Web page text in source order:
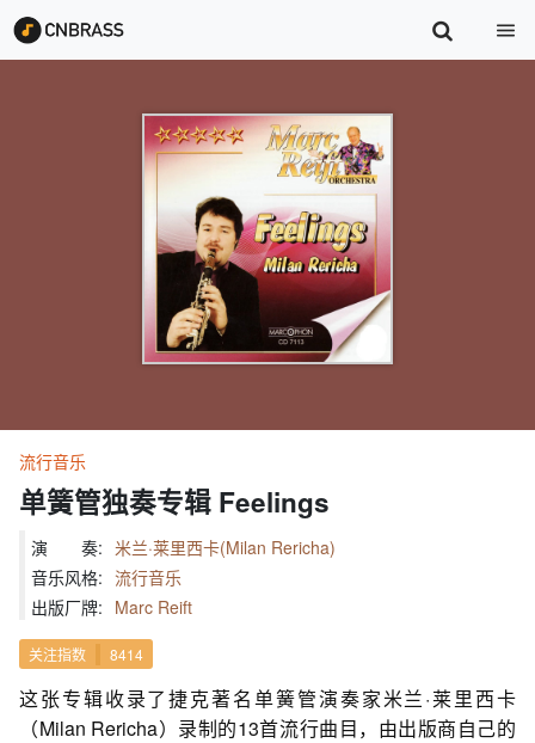
流行音乐
单簧管独奏专辑 Feelings
演 奏: 米兰·莱里西卡(Milan Rericha)
音乐风格: 流行音乐
出版厂牌: Marc Reift
关注指数 8414
这张专辑收录了捷克著名单簧管演奏家米兰·莱里西卡
（Milan Rericha）录制的13首流行曲目，由出版商自己的